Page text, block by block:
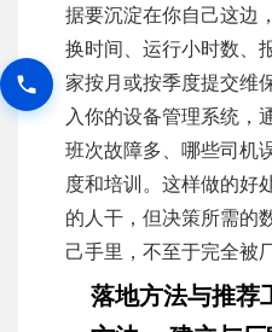
据要沉淀在你自己这边
换时间、运行小时数、
家按月或按季度提交维
入你的设备管理系统，
班次故障多、哪些司机
度和培训。这样做的好
的人干，但决策所需的
己手里，不至于完全被
落地方法与推荐